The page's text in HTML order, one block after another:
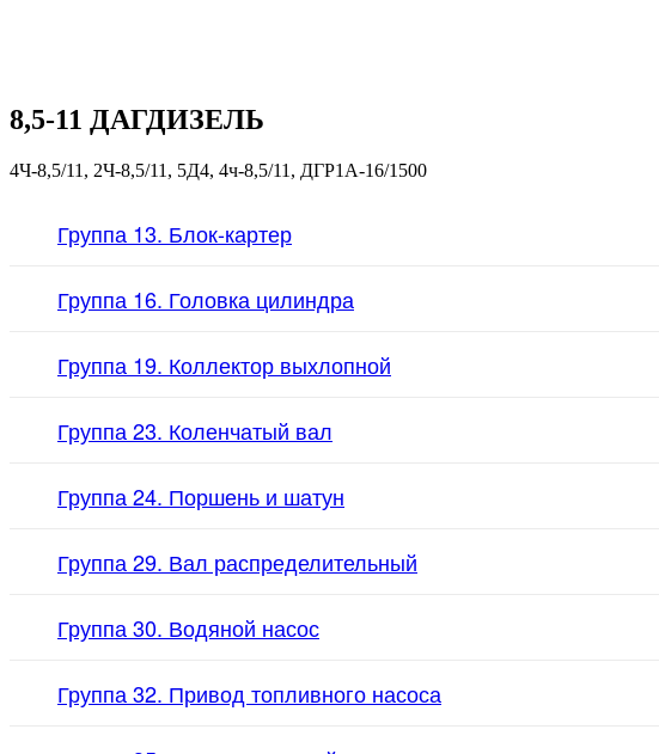
8,5-11 ДАГДИЗЕЛЬ
4Ч-8,5/11, 2Ч-8,5/11, 5Д4, 4ч-8,5/11, ДГР1А-16/1500
Группа 13. Блок-картер
Группа 16. Головка цилиндра
Группа 19. Коллектор выхлопной
Группа 23. Коленчатый вал
Группа 24. Поршень и шатун
Группа 29. Вал распределительный
Группа 30. Водяной насос
Группа 32. Привод топливного насоса